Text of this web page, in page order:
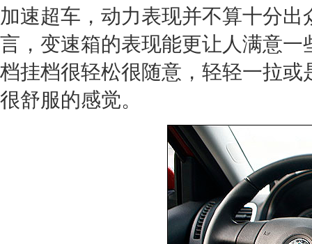
加速超车，动力表现并不算十分
言，变速箱的表现能更让人满意
档挂档很轻松很随意，轻轻一拉
很舒服的感觉。